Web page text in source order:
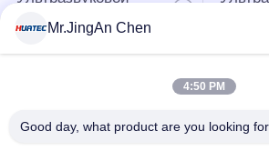
дефектоскоп
Mr.JingAn Chen
4:50 PM
Good day, what product are you looking